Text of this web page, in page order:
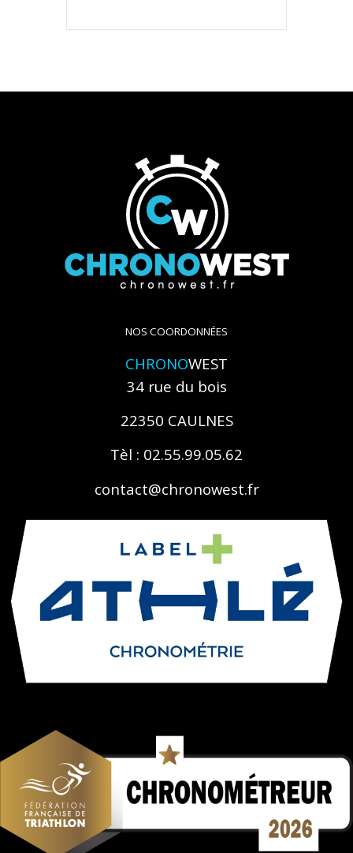
NOS COORDONNÉES
CHRONOWEST
34 rue du bois
22350 CAULNES
Tèl : 02.55.99.05.62
contact@chronowest.fr